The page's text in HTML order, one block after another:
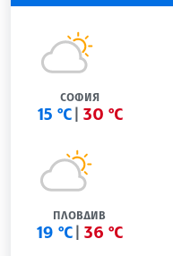
СОФИЯ
15 °C 30 °C
ПЛОВДИВ
19 °C 36 °C